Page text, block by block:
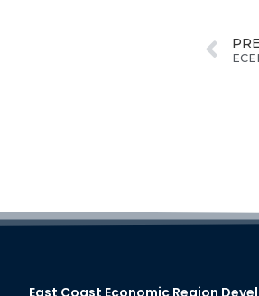
East Coast Economic Region